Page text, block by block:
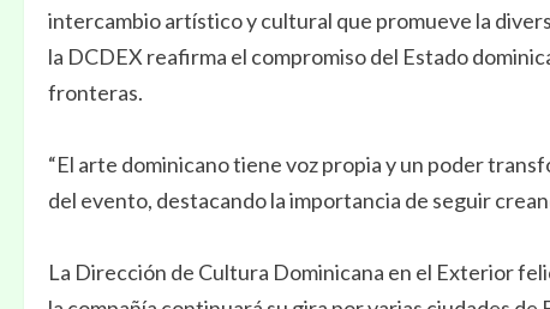
intercambio artístico y cultural que promueve la
la DCDEX reafirma el compromiso del Estado
fronteras.
“El arte dominicano tiene voz propia y un poder
del evento, destacando la importancia de seguir
La Dirección de Cultura Dominicana en el Exterior